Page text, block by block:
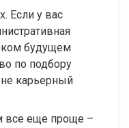
Если у вас
будущем
по подбору
карьерный
все еще проще –